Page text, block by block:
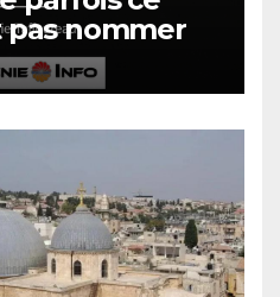
pas nommer